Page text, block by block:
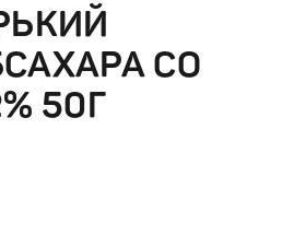
СО
50Г